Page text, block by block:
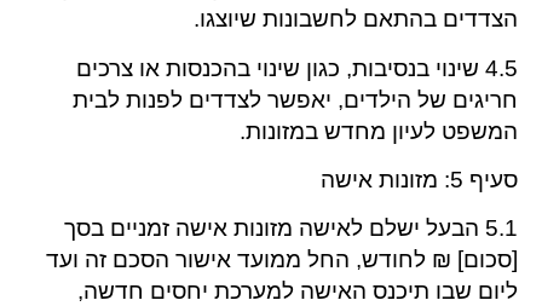
הצדדים בהתאם לחשבונות שיוצגו.
4.5 שינוי בנסיבות, כגון שינוי בהכנסות או צרכים
חריגים של הילדים, יאפשר לצדדים לפנות לבית
המשפט לעיון מחדש במזונות.
סעיף 5: מזונות אישה
5.1 הבעל ישלם לאישה מזונות אישה זמניים בסך
[סכום] ₪ לחודש, החל ממועד אישור הסכם זה ועד
ליום שבו תיכנס האישה למערכת יחסים חדשה,